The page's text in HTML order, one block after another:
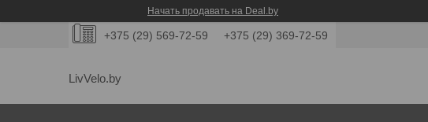
Начать продавать на Deal.by
+375 (29) 569-72-59 +375 (29) 369-72-59
LivVelo.by